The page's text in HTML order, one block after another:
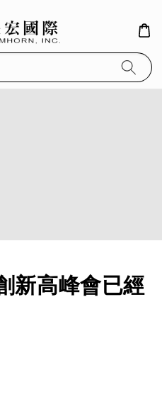
新高峰會已經